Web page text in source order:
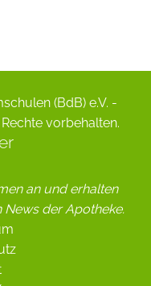
(BdB) e.V. -
vorbehalten.
an und erhalten
News der Apotheke.